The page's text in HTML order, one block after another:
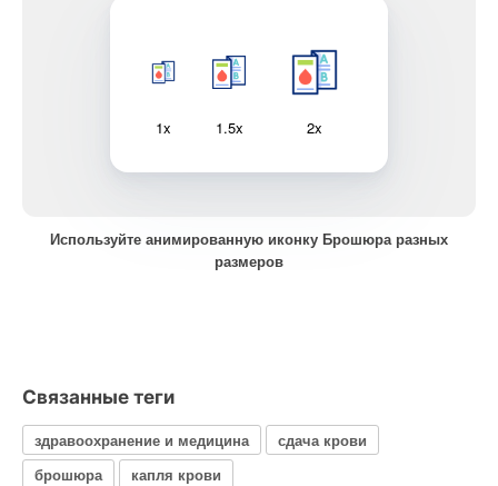
1x 1.5x 2x
Используйте анимированную иконку Брошюра разных
размеров
Связанные теги
здравоохранение и медицина
сдача крови
брошюра
капля крови